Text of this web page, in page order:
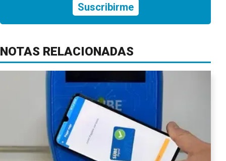
Suscribirme
NOTAS RELACIONADAS